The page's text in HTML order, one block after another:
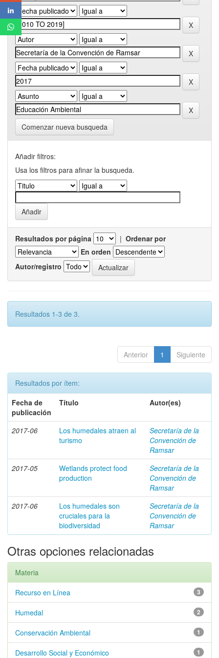
Comenzar nueva busqueda
Añadir filtros:
Usa los filtros para afinar la busqueda.
Resultados por página | Ordenar por
En orden
Autor/registro
Resultados 1-3 de 3.
Anterior 1 Siguiente
Resultados por ítem:
Fecha de
publicación
Título Autor(es)
2017-06
Los humedales atraen al
turismo
Secretaría de la
Convención de
Ramsar
2017-05
Wetlands protect food
production
Secretaría de la
Convención de
Ramsar
2017-06
Los humedales son
cruciales para la
biodiversidad
Secretaría de la
Convención de
Ramsar
Otras opciones relacionadas
Materia
3
Recurso en Línea
2
Humedal
1
Conservación Ambiental
1
Desarrollo Social y Económico